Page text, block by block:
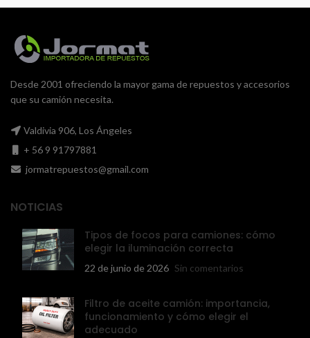
Desde 2001 ofreciendo la mayor gama de repuestos y accesorios
que su camión necesita.
Valdivia 906, Los Ángeles
+ 56 9 91797881
jormatrepuestos@gmail.com
NOTICIAS
Tipos de focos para camiones: cómo
elegir la iluminación correcta
22 de junio de 2026 Sin comentarios
Filtro de aceite camión: importancia,
funcionamiento y cómo elegir el
adecuado